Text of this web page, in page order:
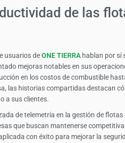
de las
usuarios deONE TIERRAhablan por sí
mejoras notables en sus
en los costos de combustible
las historias compartidas destacan
a sus clientes.
de telemetría en la gestión de
que buscan mantenerse
con éxito para mejorar la